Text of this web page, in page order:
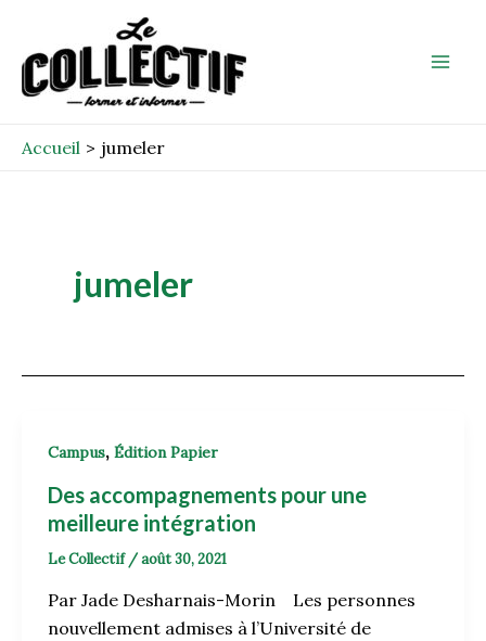
contenu
Accueil jumeler
jumeler
Campus, Édition Papier
Des accompagnements pour une
meilleure intégration
Le Collectif /août 30, 2021
Par Jade Desharnais-Morin Les personnes
nouvellement admises à l’Université de